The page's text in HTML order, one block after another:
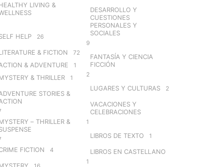
LIVING &
HELP 26
& FICTION 72
& ADVENTURE 1
& THRILLER 1
STORIES &
– THRILLER &
FICTION 4
DESARROLLO Y
CUESTIONES
PERSONALES Y
SOCIALES
9
FANTASÍA Y CIENCIA
FICCIÓN
2
LUGARES Y CULTURAS 2
VACACIONES Y
CELEBRACIONES
1
LIBROS DE TEXTO 1
LIBROS EN CASTELLANO
1